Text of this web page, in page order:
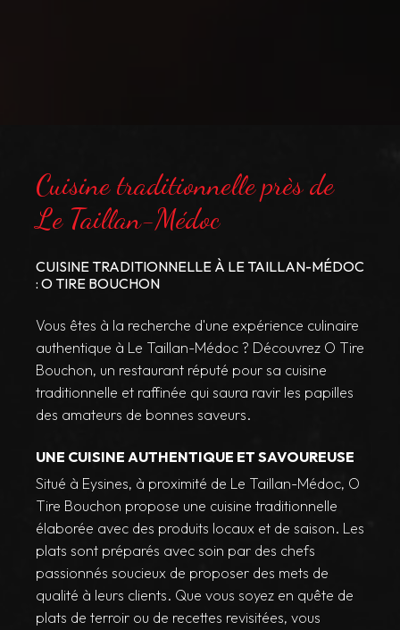
Cuisine traditionnelle près de
Le Taillan-Médoc
CUISINE TRADITIONNELLE À LE TAILLAN-MÉDOC
: O TIRE BOUCHON
Vous êtes à la recherche d'une expérience culinaire
authentique à Le Taillan-Médoc ? Découvrez O Tire
Bouchon, un restaurant réputé pour sa cuisine
traditionnelle et raffinée qui saura ravir les papilles
des amateurs de bonnes saveurs.
UNE CUISINE AUTHENTIQUE ET SAVOUREUSE
Situé à Eysines, à proximité de Le Taillan-Médoc, O
Tire Bouchon propose une cuisine traditionnelle
élaborée avec des produits locaux et de saison. Les
plats sont préparés avec soin par des chefs
passionnés soucieux de proposer des mets de
qualité à leurs clients. Que vous soyez en quête de
plats de terroir ou de recettes revisitées, vous